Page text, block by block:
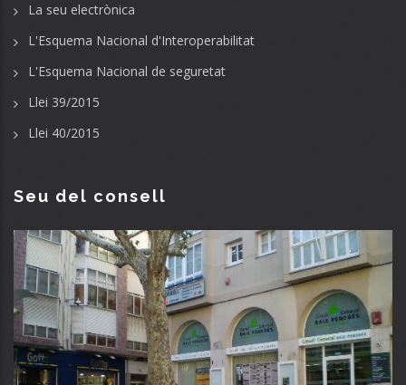
La seu electrònica
L'Esquema Nacional d'Interoperabilitat
L'Esquema Nacional de seguretat
Llei 39/2015
Llei 40/2015
Seu del consell